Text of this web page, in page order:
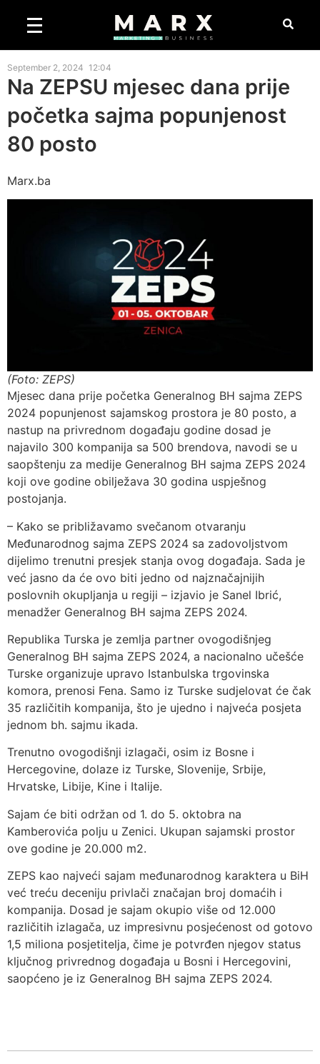
September 2, 2024 12:04
Na ZEPSU mjesec dana prije
početka sajma popunjenost
80 posto
Marx.ba
(Foto: ZEPS)
Mjesec dana prije početka Generalnog BH sajma ZEPS
2024 popunjenost sajamskog prostora je 80 posto, a
nastup na privrednom događaju godine dosad je
najavilo 300 kompanija sa 500 brendova, navodi se u
saopštenju za medije Generalnog BH sajma ZEPS 2024
koji ove godine obilježava 30 godina uspješnog
postojanja.
– Kako se približavamo svečanom otvaranju
Međunarodnog sajma ZEPS 2024 sa zadovoljstvom
dijelimo trenutni presjek stanja ovog događaja. Sada je
već jasno da će ovo biti jedno od najznačajnijih
poslovnih okupljanja u regiji – izjavio je Sanel Ibrić,
menadžer Generalnog BH sajma ZEPS 2024.
Republika Turska je zemlja partner ovogodišnjeg
Generalnog BH sajma ZEPS 2024, a nacionalno učešće
Turske organizuje upravo Istanbulska trgovinska
komora, prenosi Fena. Samo iz Turske sudjelovat će čak
35 različitih kompanija, što je ujedno i najveća posjeta
jednom bh. sajmu ikada.
Trenutno ovogodišnji izlagači, osim iz Bosne i
Hercegovine, dolaze iz Turske, Slovenije, Srbije,
Hrvatske, Libije, Kine i Italije.
Sajam će biti održan od 1. do 5. oktobra na
Kamberovića polju u Zenici. Ukupan sajamski prostor
ove godine je 20.000 m2.
ZEPS kao najveći sajam međunarodnog karaktera u BiH
već treću deceniju privlači značajan broj domaćih i
kompanija. Dosad je sajam okupio više od 12.000
različitih izlagača, uz impresivnu posjećenost od gotovo
1,5 miliona posjetitelja, čime je potvrđen njegov status
ključnog privrednog događaja u Bosni i Hercegovini,
saopćeno je iz Generalnog BH sajma ZEPS 2024.